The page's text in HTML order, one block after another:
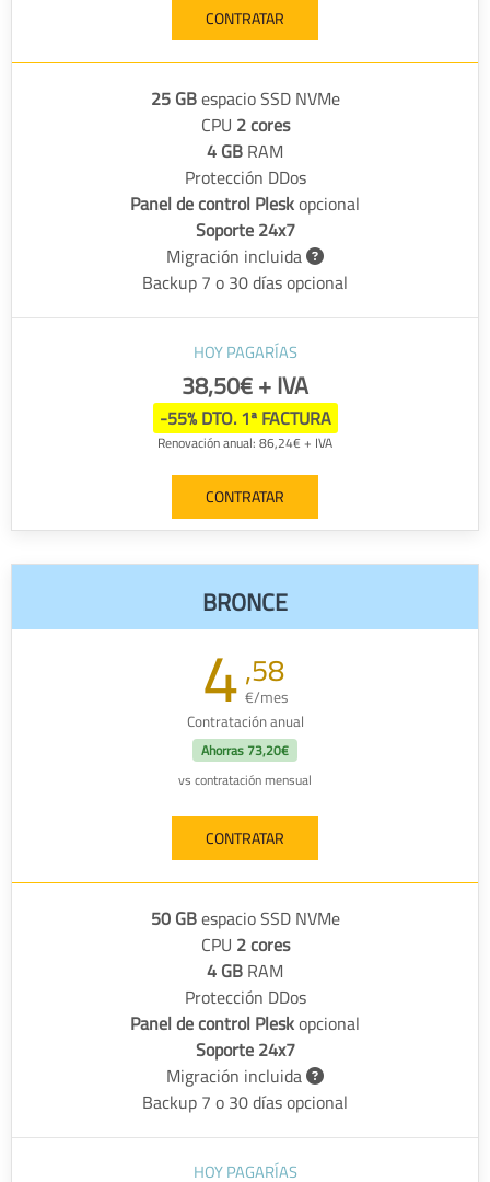
CONTRATAR
25 GBespacio SSD NVMe
CPU 2 cores
4 GBRAM
Protección DDos
Panel de control Pleskopcional
Soporte 24x7
Migración incluida
Backup 7 o 30 días opcional
HOY PAGARÍAS
38,50€ + IVA
-55% DTO. 1ª FACTURA
Renovación anual: 86,24€ + IVA
CONTRATAR
BRONCE
4,58
€/mes
Contratación anual
Ahorras73,20€
vs contratación mensual
CONTRATAR
50 GBespacio SSD NVMe
CPU 2 cores
4 GBRAM
Protección DDos
Panel de control Pleskopcional
Soporte 24x7
Migración incluida
Backup 7 o 30 días opcional
HOY PAGARÍAS